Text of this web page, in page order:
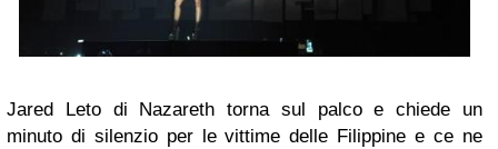
Jared Leto di Nazareth torna sul palco e chiede un
minuto di silenzio per le vittime delle Filippine e ce ne